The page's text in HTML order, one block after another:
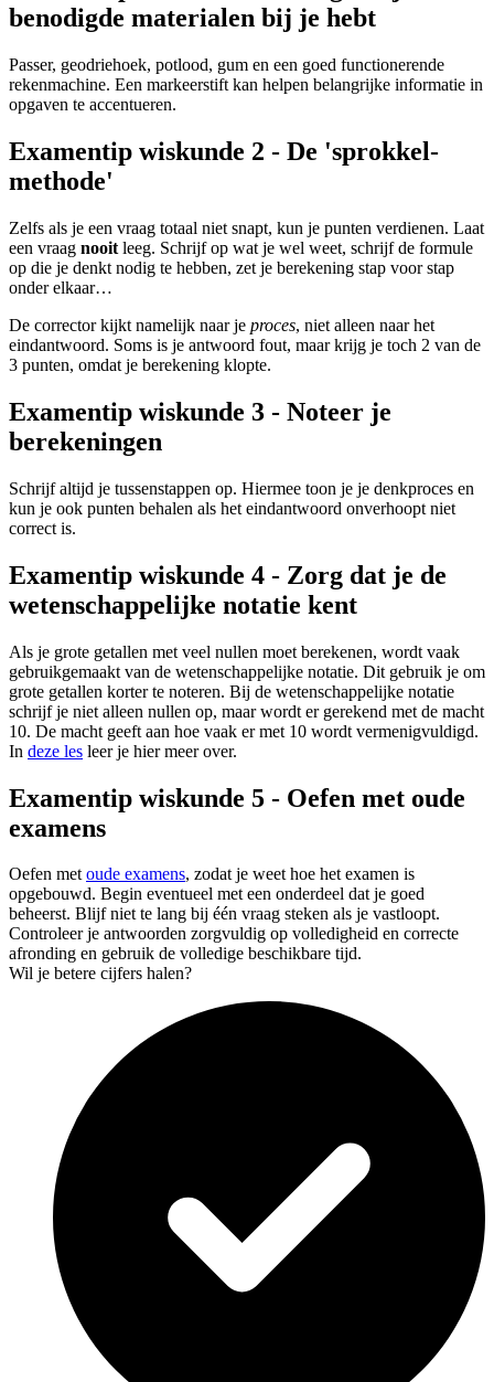
benodigde materialen bij je hebt
Passer, geodriehoek, potlood, gum en een goed functionerende
rekenmachine. Een markeerstift kan helpen belangrijke informatie in
opgaven te accentueren.
Examentip wiskunde 2 - De 'sprokkel-
methode'
Zelfs als je een vraag totaal niet snapt, kun je punten verdienen. Laat
een vraag nooit leeg. Schrijf op wat je wel weet, schrijf de formule
op die je denkt nodig te hebben, zet je berekening stap voor stap
onder elkaar…
De corrector kijkt namelijk naar je proces, niet alleen naar het
eindantwoord. Soms is je antwoord fout, maar krijg je toch 2 van de
3 punten, omdat je berekening klopte.
Examentip wiskunde 3 - Noteer je
berekeningen
Schrijf altijd je tussenstappen op. Hiermee toon je je denkproces en
kun je ook punten behalen als het eindantwoord onverhoopt niet
correct is.
Examentip wiskunde 4 - Zorg dat je de
wetenschappelijke notatie kent
Als je grote getallen met veel nullen moet berekenen, wordt vaak
gebruikgemaakt van de wetenschappelijke notatie. Dit gebruik je om
grote getallen korter te noteren. Bij de wetenschappelijke notatie
schrijf je niet alleen nullen op, maar wordt er gerekend met de macht
10. De macht geeft aan hoe vaak er met 10 wordt vermenigvuldigd.
In deze les leer je hier meer over.
Examentip wiskunde 5 - Oefen met oude
examens
Oefen metoude examens, zodat je weet hoe het examen is
opgebouwd. Begin eventueel met een onderdeel dat je goed
beheerst. Blijf niet te lang bij één vraag steken als je vastloopt.
Controleer je antwoorden zorgvuldig op volledigheid en correcte
afronding en gebruik de volledige beschikbare tijd.
Wil je betere cijfers halen?